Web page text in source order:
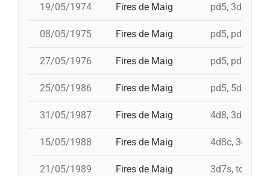
19/05/1974 Fires de Maig pd5, 3d7,
08/05/1975 Fires de Maig pd5, pd5,
27/05/1976 Fires de Maig pd5, pd5,
25/05/1986 Fires de Maig pd5, 5d7,
31/05/1987 Fires de Maig 4d8, 3d8,
15/05/1988 Fires de Maig 4d8c, 3d8c,
21/05/1989 Fires de Maig 3d7s, td7, 4d8